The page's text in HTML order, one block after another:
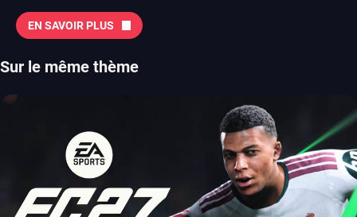
EN SAVOIR PLUS
Sur le même thème